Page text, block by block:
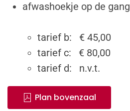
afwashoekje op de gang
tarief b: € 45,00
tarief c: € 80,00
tarief d: n.v.t.
Plan bovenzaal